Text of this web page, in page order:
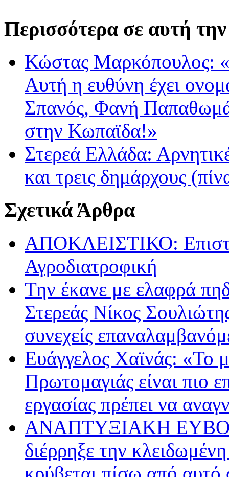
Περισσότερα σε αυτή
Κώστας Μαρκόπουλος:
Αυτή η ευθύνη έχει
Σπανός, Φανή Παπαθωμά-
στην Κωπαϊδα!»
Στερεά Ελλάδα:
και τρεις δημάρχους
Σχετικά Άρθρα
ΑΠΟΚΛΕΙΣΤΙΚΟ:
Αγροδιατροφική
Την έκανε με ελαφρά
Στερεάς Νίκος
συνεχείς
Ευάγγελος Χαϊνάς: «Το
Πρωτομαγιάς είναι πιο
εργασίας πρέπει να
ΑΝΑΠΤΥΞΙΑΚΗ
διέρρηξε την